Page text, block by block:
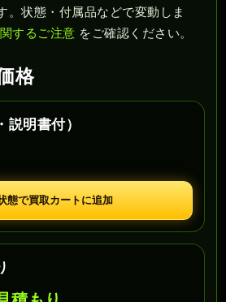
。状態・付属品などで変動しま
するご注意 をご確認ください。
格
明書付）
態で買取カートに追加